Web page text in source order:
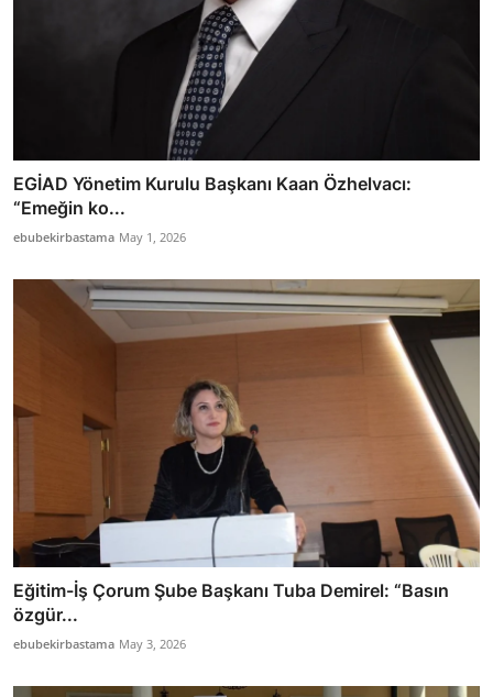
EGİAD Yönetim Kurulu Başkanı Kaan Özhelvacı:
“Emeğin ko...
ebubekirbastama May 1, 2026
Eğitim-İş Çorum Şube Başkanı Tuba Demirel: “Basın
özgür...
ebubekirbastama May 3, 2026